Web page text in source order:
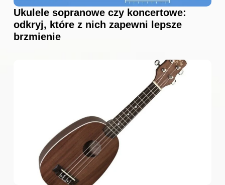
Ukulele sopranowe czy koncertowe:
odkryj, które z nich zapewni lepsze
brzmienie